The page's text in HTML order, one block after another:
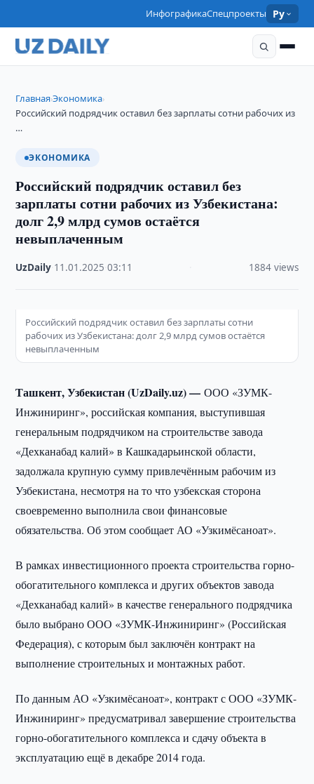
ИнфографикаСпецпроекты Ру
Главная›Экономика›
Российский подрядчик оставил без зарплаты сотни рабочих из
…
ЭКОНОМИКА
Российский подрядчик оставил без
зарплаты сотни рабочих из Узбекистана:
долг 2,9 млрд сумов остаётся
невыплаченным
UzDaily 11.01.2025 ·03:11 1884 views
Российский подрядчик оставил без зарплаты сотни
рабочих из Узбекистана: долг 2,9 млрд сумов остаётся
невыплаченным
Ташкент, Узбекистан (UzDaily.uz) —ООО «ЗУМК-
Инжиниринг», российская компания, выступившая
генеральным подрядчиком на строительстве завода
«Дехканабад калий» в Кашкадарьинской области,
задолжала крупную сумму привлечённым рабочим из
Узбекистана, несмотря на то что узбекская сторона
своевременно выполнила свои финансовые
обязательства. Об этом сообщает АО «Узкимёсаноат».
В рамках инвестиционного проекта строительства горно-
обогатительного комплекса и других объектов завода
«Дехканабад калий» в качестве генерального подрядчика
было выбрано ООО «ЗУМК-Инжиниринг» (Российская
Федерация), с которым был заключён контракт на
выполнение строительных и монтажных работ.
По данным АО «Узкимёсаноат», контракт с ООО «ЗУМК-
Инжиниринг» предусматривал завершение строительства
горно-обогатительного комплекса и сдачу объекта в
эксплуатацию ещё в декабре 2014 года.